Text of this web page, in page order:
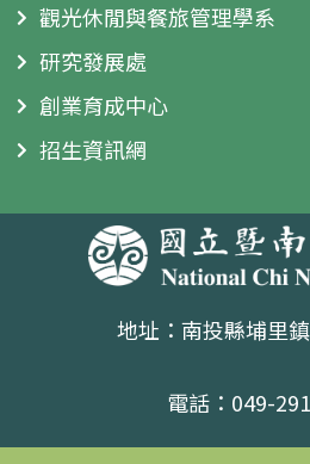
觀光休閒與餐旅管理學系
研究發展處
創業育成中心
招生資訊網
地址：南投縣埔里
電話：049-